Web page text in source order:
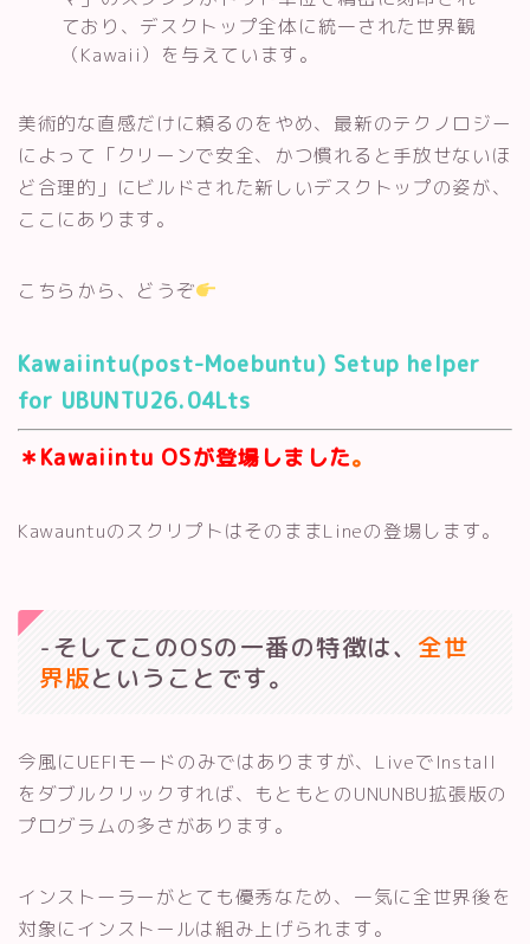
ており、デスクトップ全体に統一された世界観
（Kawaii）を与えています。
美術的な直感だけに頼るのをやめ、最新のテクノロジー
によって「クリーンで安全、かつ慣れると手放せないほ
ど合理的」にビルドされた新しいデスクトップの姿が、
ここにあります。
こちらから、どうぞ
Kawaiintu(post-Moebuntu) Setup helper
for UBUNTU26.04Lts
＊Kawaiintu OSが登場しました。
KawauntuのスクリプトはそのままLineの登場します。
-そしてこのOSの一番の特徴は、 全世
界版ということです。
今風にUEFIモードのみではありますが、LiveでInstall
をダブルクリックすれば、もともとのUNUNBU拡張版の
プログラムの多さがあります。
インストーラーがとても優秀なため、一気に全世界後を
対象にインストールは組み上げられます。